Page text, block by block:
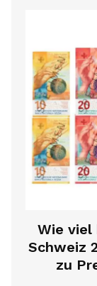
Wie
Schweiz
zu